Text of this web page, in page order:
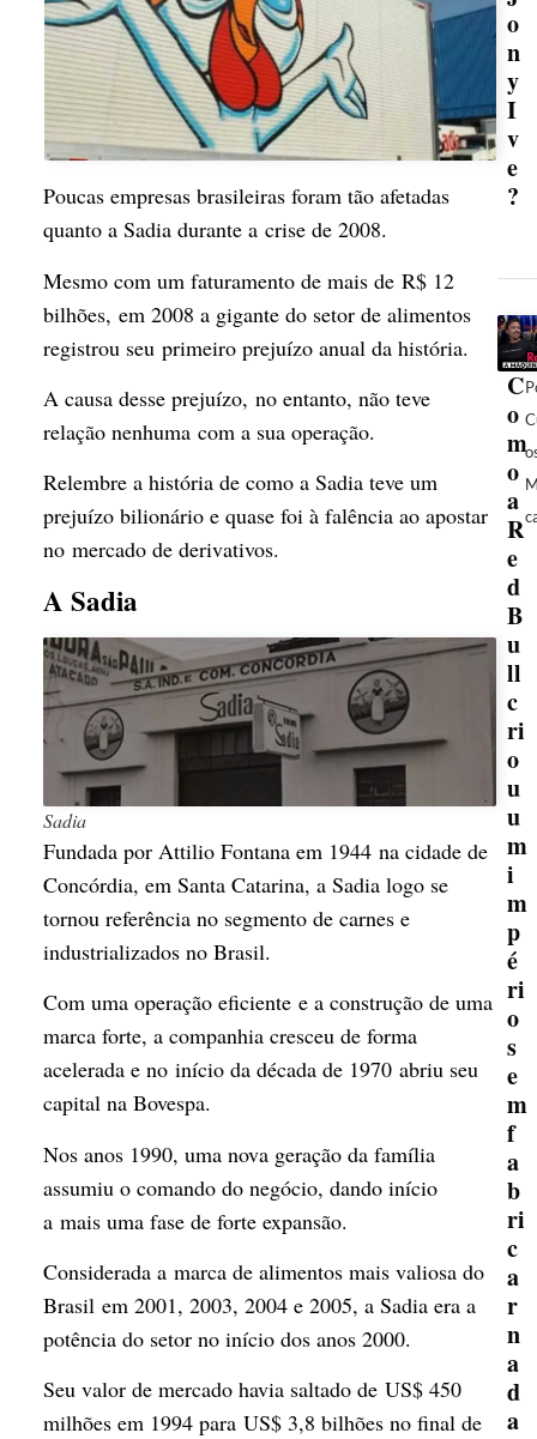
Poucas empresas brasileiras foram tão afetadas
quanto a Sadia durante a crise de 2008.
Mesmo com um faturamento de mais de R$ 12
bilhões, em 2008 a gigante do setor de alimentos
registrou seu primeiro prejuízo anual da história.
A causa desse prejuízo, no entanto, não teve
relação nenhuma com a sua operação.
Relembre a história de como a Sadia teve um
prejuízo bilionário e quase foi à falência ao apostar
no mercado de derivativos.
A Sadia
Sadia
Fundada por Attilio Fontana em 1944 na cidade de
Concórdia, em Santa Catarina, a Sadia logo se
tornou referência no segmento de carnes e
industrializados no Brasil.
Com uma operação eficiente e a construção de uma
marca forte, a companhia cresceu de forma
acelerada e no início da década de 1970 abriu seu
capital na Bovespa.
Nos anos 1990, uma nova geração da família
assumiu o comando do negócio, dando início
a mais uma fase de forte expansão.
Considerada a marca de alimentos mais valiosa do
Brasil em 2001, 2003, 2004 e 2005, a Sadia era a
potência do setor no início dos anos 2000.
Seu valor de mercado havia saltado de US$ 450
milhões em 1994 para US$ 3,8 bilhões no final de
o
n
y
I
v
e
?
C
o
m
o
a
R
e
d
B
u
ll
c
ri
o
u
u
m
i
m
p
é
ri
o
s
e
m
f
a
b
ri
c
a
r
n
a
d
a